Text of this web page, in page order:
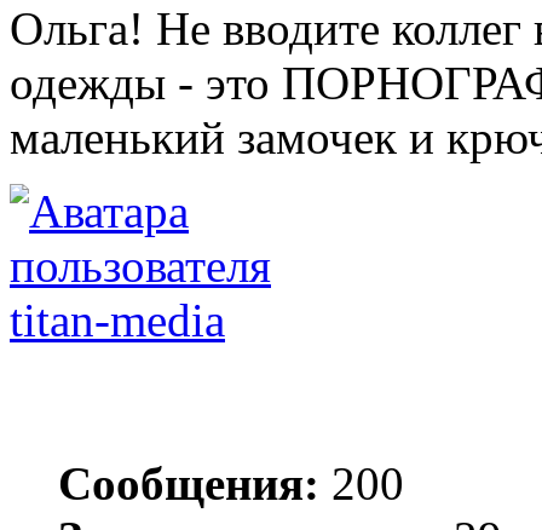
Ольга! Не вводите коллег
одежды - это
маленький замочек и
titan-media
Сообщения: 200